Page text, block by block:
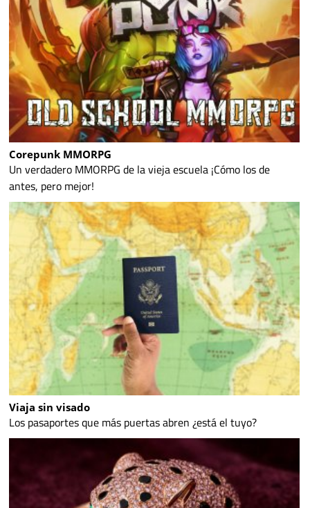
Corepunk MMORPG
Un verdadero MMORPG de la vieja escuela ¡Cómo los de
antes, pero mejor!
Viaja sin visado
Los pasaportes que más puertas abren ¿está el tuyo?